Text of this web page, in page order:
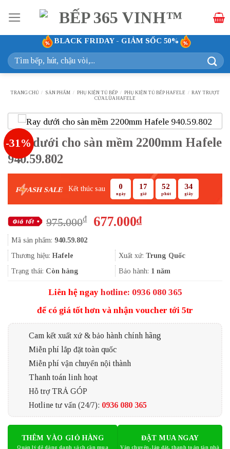
qua
nội
dung
BLACK FRIDAY - GIẢM SỐC 50%
Tìm
kiếm:
TRANG CHỦ / SẢN PHẨM / PHỤ KIỆN TỦ BẾP / PHỤ KIỆN TỦ BẾP HAFELE / RAY TRƯỢT
CỬA LÙA HAFELE
-31%
Ray dưới cho sàn mềm 2200mm Hafele
940.59.802
F ASH SALE Kết thúc sau 0
ngày
17
giờ
52
phút
33
giây
975.000₫
Giá
975.000₫.
677.000₫Giá
là:
677.000₫.
Mã sản phẩm: 940.59.802
Thương hiệu: Hafele Xuất xứ: Trung Quốc
Trạng thái: Còn hàng Bảo hành: 1 năm
Liên hệ ngay hotline: 0936 080 365
để có giá tốt hơn và nhận voucher tới 5tr
Cam kết xuất xứ & bảo hành chính hãng
Miễn phí lắp đặt toàn quốc
Miễn phí vận chuyển nội thành
Thanh toán linh hoạt
Hỗ trợ TRẢ GÓP
Hotline tư vấn (24/7): 0936 080 365
THÊM VÀO GIỎ HÀNG ĐẶT MUA NGAY